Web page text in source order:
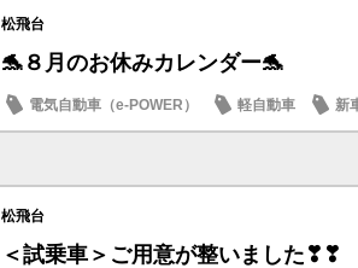
松飛台
🐬８月のお休みカレンダー🐬
電気自動車（e-POWER） 軽自動車
新
日産のお店
松飛台
＜試乗車＞ご用意が整いました❣❣